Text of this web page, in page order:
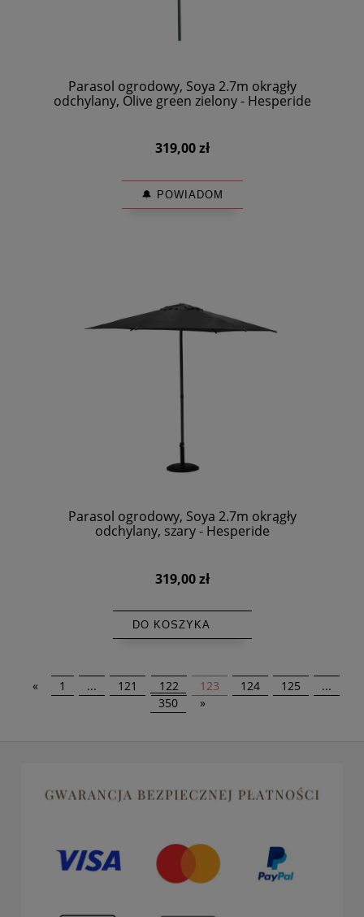
Parasol ogrodowy, Soya 2.7m okrągły
odchylany, Olive green zielony - Hesperide
319,00 zł
🔔 POWIADOM
Parasol ogrodowy, Soya 2.7m okrągły
odchylany, szary - Hesperide
319,00 zł
DO KOSZYKA
« 1 ... 121 122 123 124 125
...
350
»